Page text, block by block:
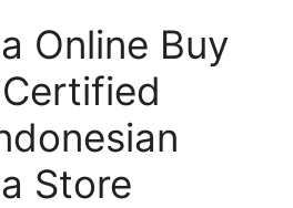
Online Buy
Store